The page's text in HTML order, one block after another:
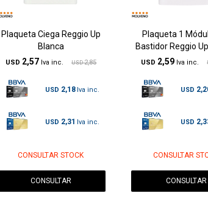
Plaqueta Ciega Reggio Up
Blanca
USD 2,57 USD 2,85
USD 2,18
USD 2,31
CONSULTAR STOCK
CONSULTAR
Plaqueta 1
Bastidor Reggio
USD 2,59
USD
USD
CONSULTAR
CONSULTAR